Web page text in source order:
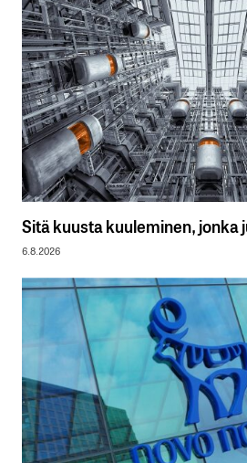
Sitä kuusta kuuleminen, jonka
6.8.2026